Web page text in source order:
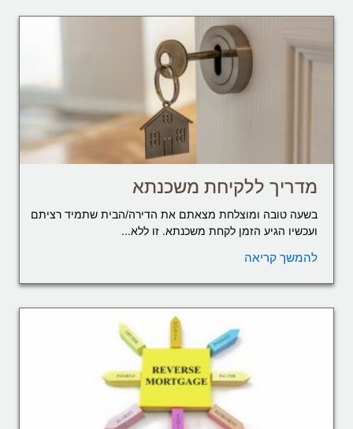
מדריך ללקיחת משכנתא
בשעה טובה ומוצלחת מצאתם את הדירה/הבית שתמיד רציתם
ועכשיו הגיע הזמן לקחת משכנתא. זו ללא...
להמשך קריאה